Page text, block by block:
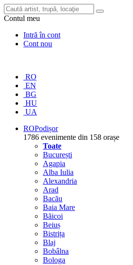
Contul meu
Intră în cont
Cont nou
RO
EN
BG
HU
UA
ROPodișor
1786 evenimente din 158 orașe
Toate
București
Agapia
Alba Iulia
Alexandria
Arad
Bacău
Baia Mare
Băicoi
Beiuș
Bistrița
Blaj
Bobâlna
Bologa